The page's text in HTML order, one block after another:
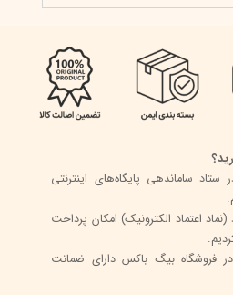
در ستاد ساماندهی پایگاه‌های اینترنتی
اینماد (نماد اعتماد الکترونیک) امکان پرداخت
فروشگاه بیگ باکس دارای ضمانت